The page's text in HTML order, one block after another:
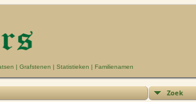
| Grafstenen | Statistieken | Familienamen
Zoek